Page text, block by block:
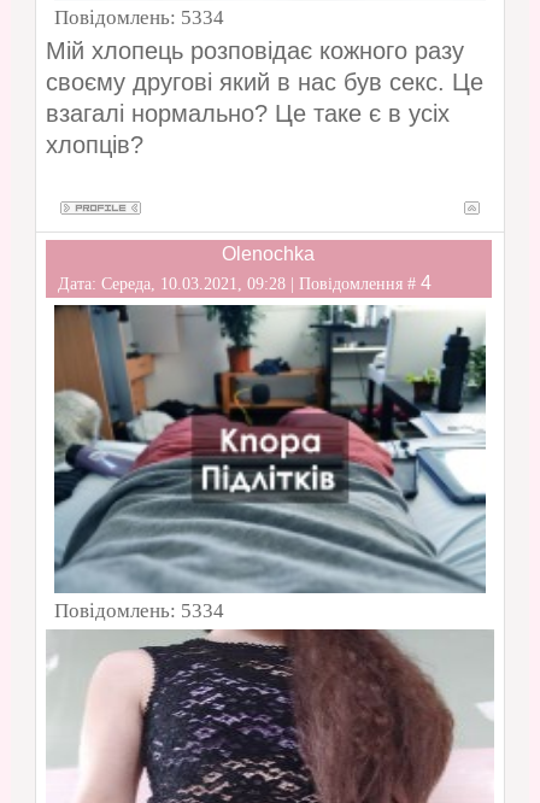
Повідомлень: 5334
Мій хлопець розповідає кожного разу
своєму другові який в нас був секс. Це
взагалі нормально? Це таке є в усіх
хлопців?
Olenochka
Дата: Середа, 10.03.2021, 09:28 | Повідомлення # 4
Повідомлень: 5334